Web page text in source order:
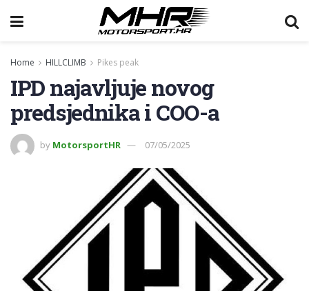
Home HILLCLIMB Pikes peak
IPD najavljuje novog
predsjednika i COO-a
by MotorsportHR 07/05/2025